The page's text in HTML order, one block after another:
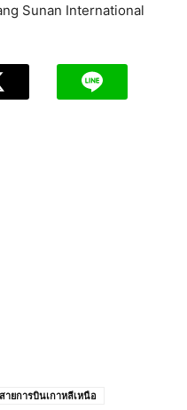
Sunan International
สายการบินเกาหลีเหนือ